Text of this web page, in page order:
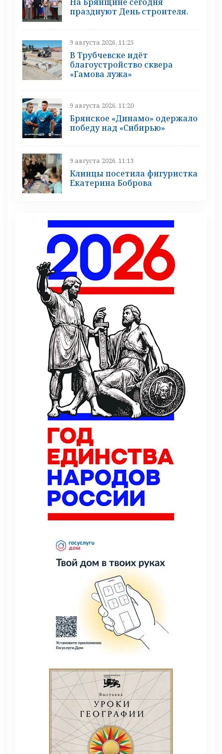
празднуют День строителя.
9 августа 2026, 11:25
В Трубчевске идёт
благоустройство сквера
«Гамова лужа»
9 августа 2026, 11:20
Брянское «Динамо» одержало
победу над «Сибирью»
9 августа 2026, 11:13
Клинцы посетила фигуристка
Екатерина Боброва